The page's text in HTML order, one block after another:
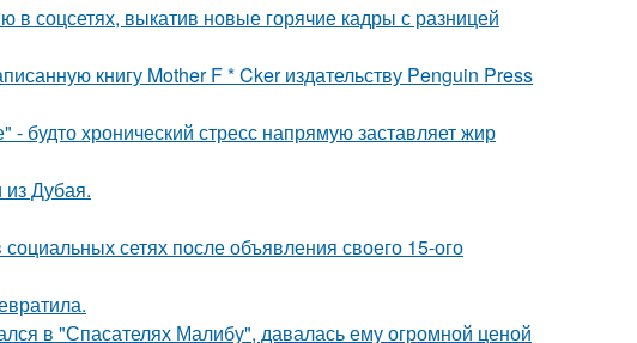
в соцсетях, выкатив новые горячие кадры с разницей
книгу Mother F * Cker издательству Penguin Press
будто хронический стресс напрямую заставляет жир
из Дубая.
сетях после объявления своего 15-ого
в "Спасателях Малибу", давалась ему огромной ценой